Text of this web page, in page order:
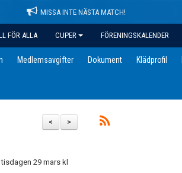
MISSA INTE NÄSTA MATCH!
FÖR ALLA CUPER FÖRENINGSKALENDER
Medlemsavgifter Dokument Klädprofil
>
<
29 mars kl